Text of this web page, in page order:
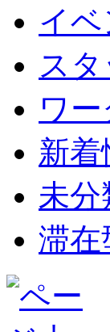
イ
ス
ワ
新着
未分
滞在